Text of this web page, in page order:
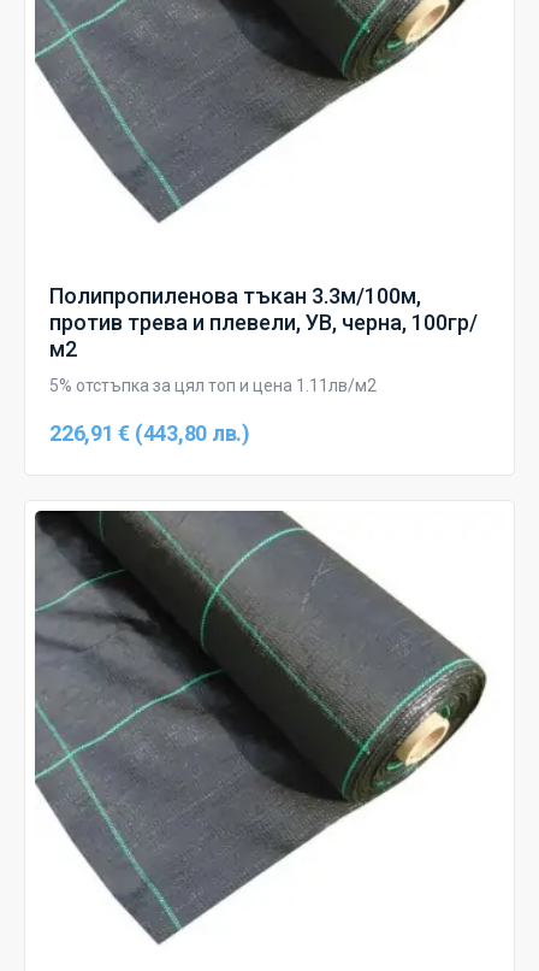
Полипропиленова тъкан 3.3м/100м,
против трева и плевели, УВ, черна, 100гр/
м2
5% отстъпка за цял топ и цена 1.11лв/м2
226,91 € (443,80 лв.)